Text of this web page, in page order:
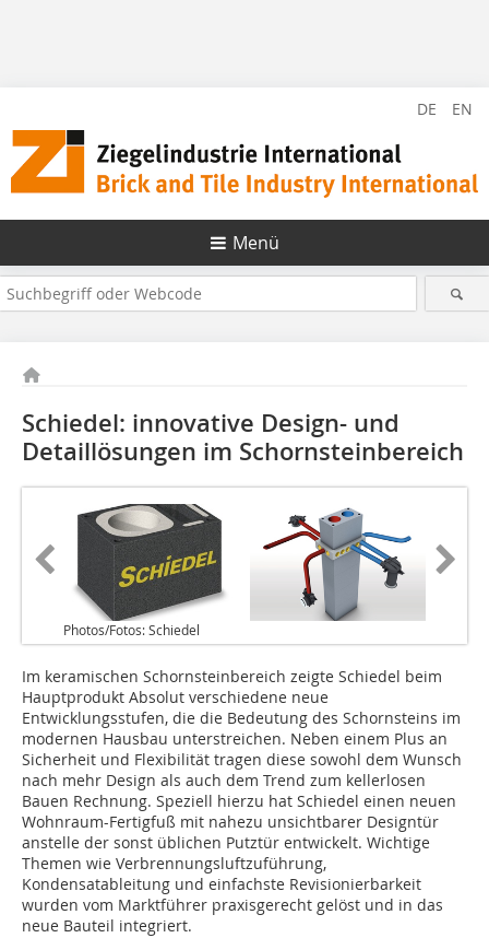
DE EN
Menü
Schiedel: innovative Design- und
Detaillösungen im Schornsteinbereich
Photos/Fotos: Schiedel
Im keramischen Schornsteinbereich zeigte Schiedel beim
Hauptprodukt Absolut verschiedene neue
Entwicklungsstufen, die die Bedeutung des Schornsteins im
modernen Hausbau unterstreichen. Neben einem Plus an
Sicherheit und Flexibilität tragen diese sowohl dem Wunsch
nach mehr Design als auch dem Trend zum kellerlosen
Bauen Rechnung. Speziell hierzu hat Schiedel einen neuen
Wohnraum-Fertigfuß mit nahezu unsichtbarer Designtür
anstelle der sonst üblichen Putztür entwickelt. Wichtige
Themen wie Verbrennungsluftzuführung,
Kondensatableitung und einfachste Revisionierbarkeit
wurden vom Marktführer praxisgerecht gelöst und in das
neue Bauteil integriert.